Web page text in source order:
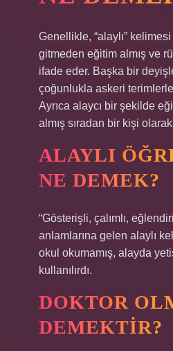
Genellikle, “alaylı”
gitmeden eğitim almış ve
ifade eder. Başka bir
çoğunlukla askeri
Ayrıca alaycı bir şekilde
almış sıradan bir kişi
ALAYLI
NE DEMEK?
“Gösterişli, çalımlı,
anlamlarına gelen alaylı
okul okumamış, alayda
kullanılırdı.
DOKTOR
DEMEKTIR?